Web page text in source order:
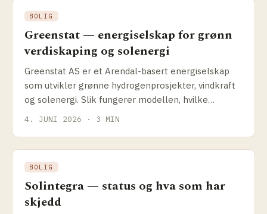
BOLIG
Greenstat — energiselskap for grønn
verdiskaping og solenergi
Greenstat AS er et Arendal-basert energiselskap
som utvikler grønne hydrogenprosjekter, vindkraft
og solenergi. Slik fungerer modellen, hvilke
prosjekter selskapet driver og hva det betyr for
4. JUNI 2026 · 3 MIN
BOLIG
Solintegra — status og hva som har
skjedd